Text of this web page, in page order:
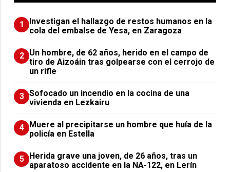
1
Investigan el hallazgo de restos humanos en la
cola del embalse de Yesa, en Zaragoza
2 Un hombre, de 62 años, herido en el campo de
tiro de Aizoáin tras golpearse con el cerrojo de
un rifle
3 Sofocado un incendio en la cocina de una
vivienda en Lezkairu
4 Muere al precipitarse un hombre que huía de la
policía en Estella
5 Herida grave una joven, de 26 años, tras un
aparatoso accidente en la NA-122, en Lerín